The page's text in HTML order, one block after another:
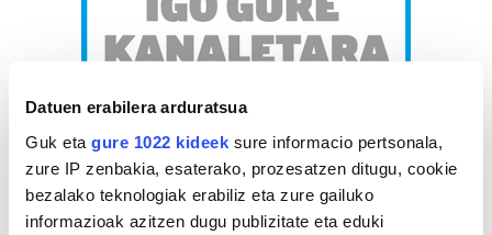
Datuen erabilera arduratsua
Guk eta gure 1022 kideek sure informacio pertsonala,
zure IP zenbakia, esaterako, prozesatzen ditugu, cookie
bezalako teknologiak erabiliz eta zure gailuko
informazioak azitzen dugu publizitate eta eduki